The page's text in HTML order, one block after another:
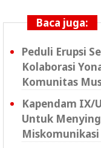
Baca juga:
Peduli Erupsi
Kolaborasi
Komunitas
Kapendam IX/
Untuk
Miskomunikasi